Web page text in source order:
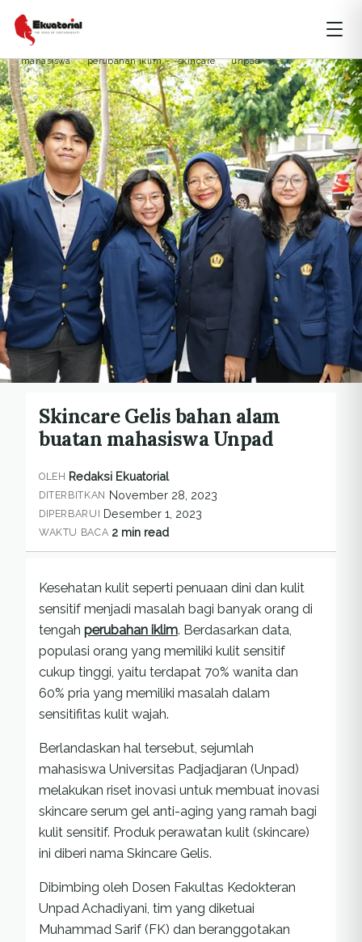
ARTIKEL
mahasiswa perubahan iklim skincare unpad
Skincare Gelis bahan alam
buatan mahasiswa Unpad
OLEH Redaksi Ekuatorial
DITERBITKAN November 28, 2023
DIPERBARUI Desember 1, 2023
WAKTU BACA 2 min read
Kesehatan kulit seperti penuaan dini dan kulit
sensitif menjadi masalah bagi banyak orang di
tengah perubahan iklim. Berdasarkan data,
populasi orang yang memiliki kulit sensitif
cukup tinggi, yaitu terdapat 70% wanita dan
60% pria yang memiliki masalah dalam
sensitifitas kulit wajah.
Berlandaskan hal tersebut, sejumlah
mahasiswa Universitas Padjadjaran (Unpad)
melakukan riset inovasi untuk membuat inovasi
skincare serum gel anti-aging yang ramah bagi
kulit sensitif. Produk perawatan kulit (skincare)
ini diberi nama Skincare Gelis.
Dibimbing oleh Dosen Fakultas Kedokteran
Unpad Achadiyani, tim yang diketuai
Muhammad Sarif (FK) dan beranggotakan